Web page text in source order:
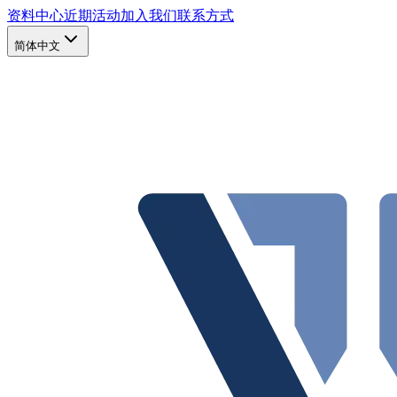
资料中心近期活动加入我们联系方式
简体中文